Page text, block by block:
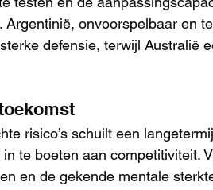
Argentinië, onvoorspelbaar en
defensie, terwijl Australië
risico’s schuilt een
te boeten aan competitiviteit.
en de gekende mentale